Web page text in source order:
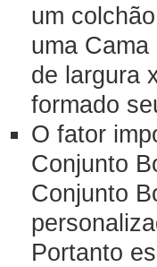
um
uma
de largura
formado
O fator
Conjunto
Conjunto
Portanto